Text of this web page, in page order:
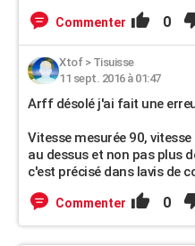
Commenter 0
Xtof> Tisuisse
11 sept. 2016 à 01:47
Arff désolé j'ai fait une
Vitesse mesurée 90,
au dessus et non pas plus
c'est précisé dans lavis de
Commenter 0